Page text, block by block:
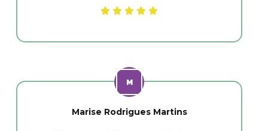
Marise Rodrigues Martins